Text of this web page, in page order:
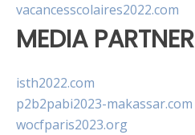
vacancesscolaires2022.com
MEDIA
isth2022.com
p2b2pabi2023-makassar.com
wocfparis2023.org